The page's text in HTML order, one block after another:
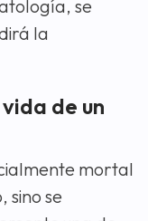
se
la
de un
mortal
sino se